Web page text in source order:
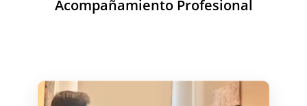
Acompañamiento Profesional